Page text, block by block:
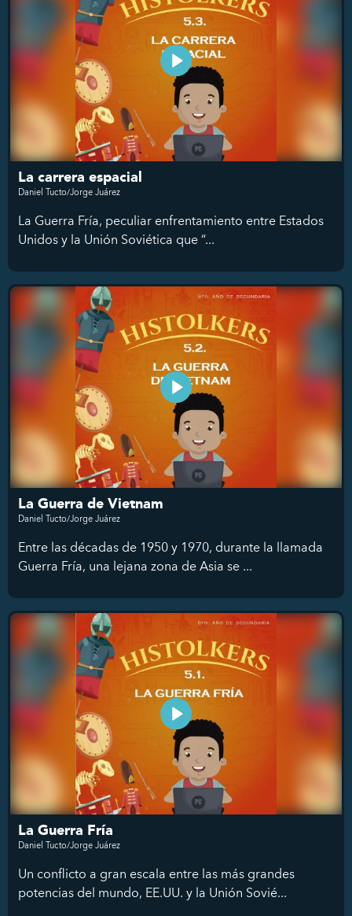
La carrera espacial
Daniel Tucto/Jorge Juárez
La Guerra Fría, peculiar enfrentamiento entre Estados
Unidos y la Unión Soviética que “...
La Guerra de Vietnam
Daniel Tucto/Jorge Juárez
Entre las décadas de 1950 y 1970, durante la llamada
Guerra Fría, una lejana zona de Asia se ...
La Guerra Fría
Daniel Tucto/Jorge Juárez
Un conflicto a gran escala entre las más grandes
potencias del mundo, EE.UU. y la Unión Sovié...